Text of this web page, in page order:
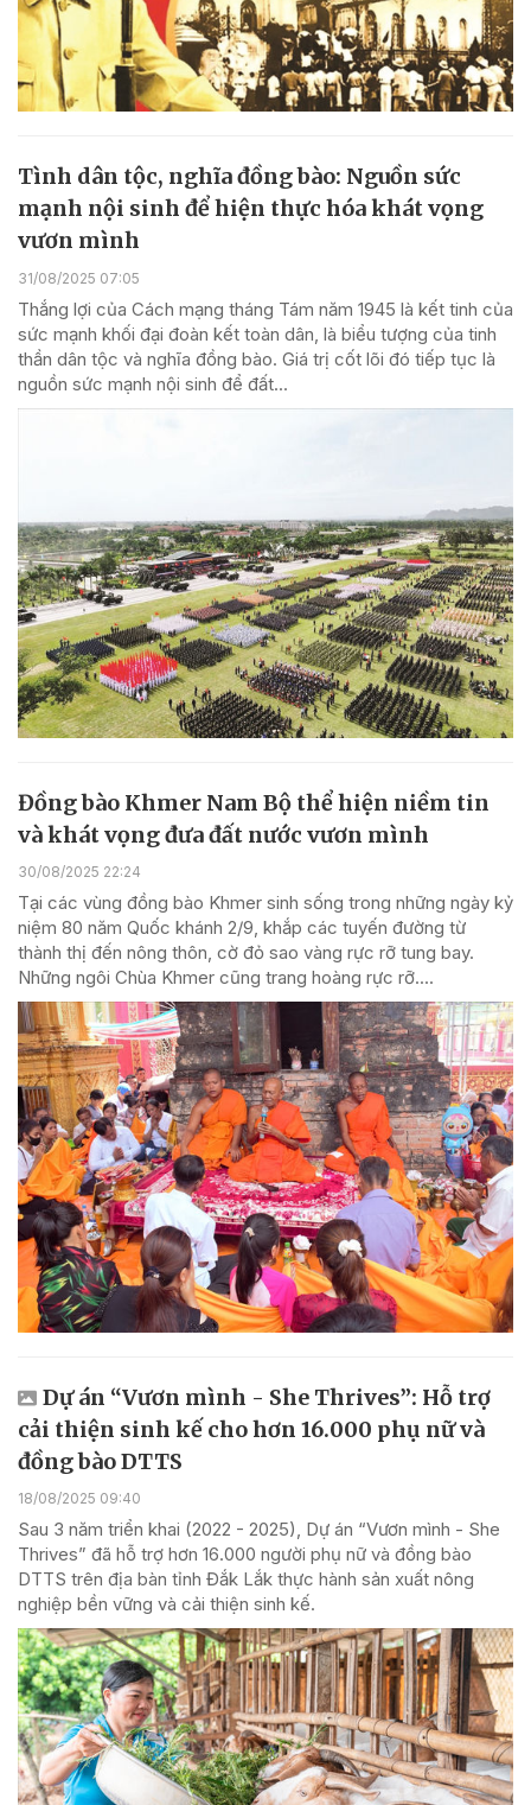
Tình dân tộc, nghĩa đồng bào: Nguồn sức
mạnh nội sinh để hiện thực hóa khát vọng
vươn mình
31/08/2025 07:05
Thắng lợi của Cách mạng tháng Tám năm 1945 là kết tinh của
sức mạnh khối đại đoàn kết toàn dân, là biểu tượng của tinh
thần dân tộc và nghĩa đồng bào. Giá trị cốt lõi đó tiếp tục là
nguồn sức mạnh nội sinh để đất...
Đồng bào Khmer Nam Bộ thể hiện niềm tin
và khát vọng đưa đất nước vươn mình
30/08/2025 22:24
Tại các vùng đồng bào Khmer sinh sống trong những ngày kỷ
niệm 80 năm Quốc khánh 2/9, khắp các tuyến đường từ
thành thị đến nông thôn, cờ đỏ sao vàng rực rỡ tung bay.
Những ngôi Chùa Khmer cũng trang hoàng rực rỡ....
Dự án “Vươn mình - She Thrives”: Hỗ trợ
cải thiện sinh kế cho hơn 16.000 phụ nữ và
đồng bào DTTS
18/08/2025 09:40
Sau 3 năm triển khai (2022 - 2025), Dự án “Vươn mình - She
Thrives” đã hỗ trợ hơn 16.000 người phụ nữ và đồng bào
DTTS trên địa bàn tỉnh Đắk Lắk thực hành sản xuất nông
nghiệp bền vững và cải thiện sinh kế.